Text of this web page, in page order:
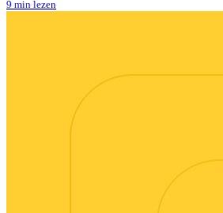
9 min lezen